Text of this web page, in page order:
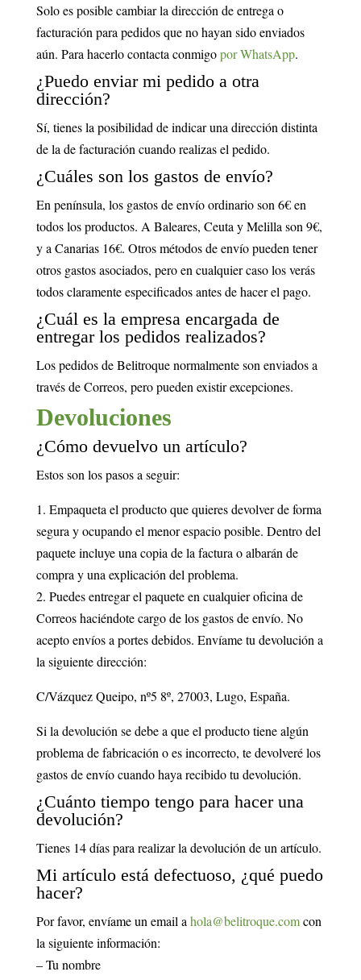
Solo es posible cambiar la dirección de entrega o
facturación para pedidos que no hayan sido enviados
aún. Para hacerlo contacta conmigopor WhatsApp.
¿Puedo enviar mi pedido a otra
dirección?
Sí, tienes la posibilidad de indicar una dirección distinta
de la de facturación cuando realizas el pedido.
¿Cuáles son los gastos de envío?
En península, los gastos de envío ordinario son 6€ en
todos los productos. A Baleares, Ceuta y Melilla son 9€,
y a Canarias 16€. Otros métodos de envío pueden tener
otros gastos asociados, pero en cualquier caso los verás
todos claramente especificados antes de hacer el pago.
¿Cuál es la empresa encargada de
entregar los pedidos realizados?
Los pedidos de Belitroque normalmente son enviados a
través de Correos, pero pueden existir excepciones.
Devoluciones
¿Cómo devuelvo un artículo?
Estos son los pasos a seguir:
1. Empaqueta el producto que quieres devolver de forma
segura y ocupando el menor espacio posible. Dentro del
paquete incluye una copia de la factura o albarán de
compra y una explicación del problema.
2. Puedes entregar el paquete en cualquier oficina de
Correos haciéndote cargo de los gastos de envío. No
acepto envíos a portes debidos. Envíame tu devolución a
la siguiente dirección:
C/Vázquez Queipo, nº5 8º, 27003, Lugo, España.
Si la devolución se debe a que el producto tiene algún
problema de fabricación o es incorrecto, te devolveré los
gastos de envío cuando haya recibido tu devolución.
¿Cuánto tiempo tengo para hacer una
devolución?
Tienes 14 días para realizar la devolución de un artículo.
Mi artículo está defectuoso, ¿qué puedo
hacer?
Por favor, envíame un email a hola@belitroque.comcon
la siguiente información:
– Tu nombre